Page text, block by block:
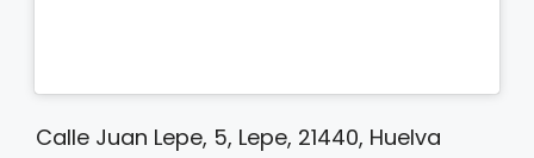
Calle Juan Lepe, 5, Lepe, 21440, Huelva